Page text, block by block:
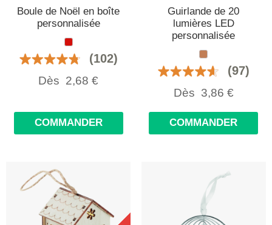
Boule de Noël en boîte
personnalisée
(102)
Dès 2,68 €
COMMANDER
Guirlande de 20
lumières LED
personnalisée
(97)
Dès 3,86 €
COMMANDER